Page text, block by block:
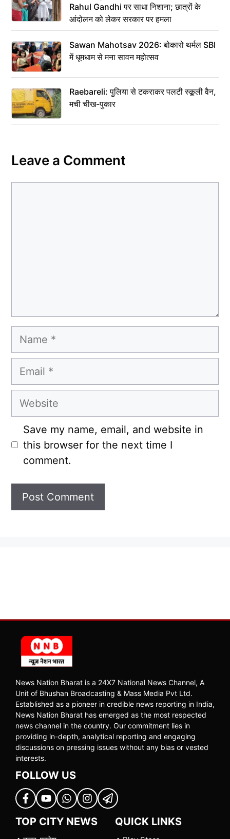
Rahul Gandhi पर साधा निशाना; छात्रों के
आंदोलन को लेकर सरकार पर हमला
Sawan Mahotsav 2026: बोकारो थर्मल SBI
में धूमधाम से मना सावन महोत्सव
Raebareli: पुलिया से टकराकर पलटी स्कूली वैन,
मची चीख-पुकार
Leave a Comment
Name
Email
Website
Save my name, email, and website in
this browser for the next time I
comment.
News Nation Bharat is a 24X7 National News Channel, A
Unit of Bhushan Broadcasting & Mass Media Pvt Ltd.
Established as a pioneer in credible news reporting in India,
News Nation Bharat has emerged as the most respected
news channel in the country. Our commitment lies in
providing in-depth, analytical reporting and engaging
discussions on pressing issues without any bias or vested
interests.
FOLLOW US
TOP CITY NEWS QUICK LINKS